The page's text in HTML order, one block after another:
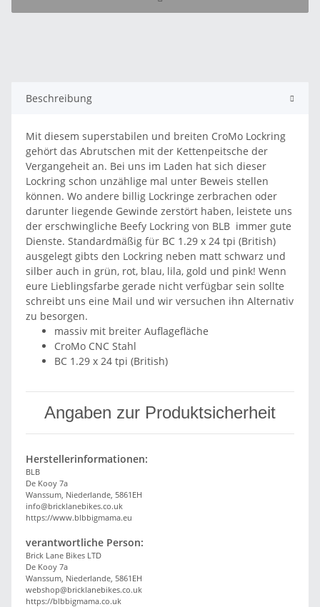
Beschreibung
Mit diesem superstabilen und breiten CroMo Lockring
gehört das Abrutschen mit der Kettenpeitsche der
Vergangeheit an. Bei uns im Laden hat sich dieser
Lockring schon unzählige mal unter Beweis stellen
können. Wo andere billig Lockringe zerbrachen oder
darunter liegende Gewinde zerstört haben, leistete uns
der erschwingliche Beefy Lockring von BLB immer gute
Dienste. Standardmäßig für BC 1.29 x 24 tpi (British)
ausgelegt gibts den Lockring neben matt schwarz und
silber auch in grün, rot, blau, lila, gold und pink! Wenn
eure Lieblingsfarbe gerade nicht verfügbar sein sollte
schreibt uns eine Mail und wir versuchen ihn Alternativ
zu besorgen.
massiv mit breiter Auflagefläche
CroMo CNC Stahl
BC 1.29 x 24 tpi (British)
Angaben zur Produktsicherheit
Herstellerinformationen:
BLB
De Kooy 7a
Wanssum, Niederlande, 5861EH
info@bricklanebikes.co.uk
https://www.blbbigmama.eu
verantwortliche Person:
Brick Lane Bikes LTD
De Kooy 7a
Wanssum, Niederlande, 5861EH
webshop@bricklanebikes.co.uk
https://blbbigmama.co.uk